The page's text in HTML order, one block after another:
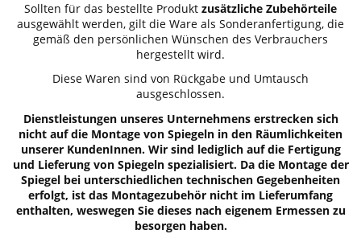
Sollten für das bestellte Produkt zusätzliche Zubehörteile
ausgewählt werden, gilt die Ware als Sonderanfertigung, die
gemäß den persönlichen Wünschen des Verbrauchers
hergestellt wird.
Diese Waren sind von Rückgabe und Umtausch
ausgeschlossen.
Dienstleistungen unseres Unternehmens erstrecken sich
nicht auf die Montage von Spiegeln in den Räumlichkeiten
unserer KundenInnen. Wir sind lediglich auf die Fertigung
und Lieferung von Spiegeln spezialisiert. Da die Montage der
Spiegel bei unterschiedlichen technischen Gegebenheiten
erfolgt, ist das Montagezubehör nicht im Lieferumfang
enthalten, weswegen Sie dieses nach eigenem Ermessen zu
besorgen haben.